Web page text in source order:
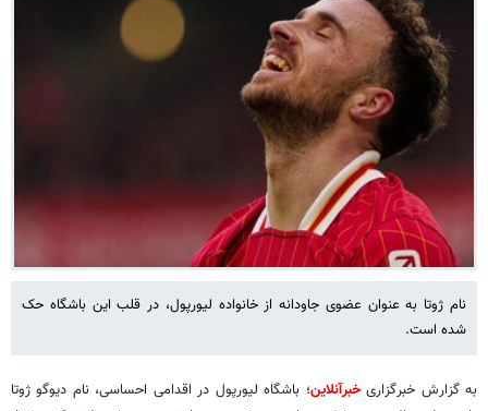
نام ژوتا به‌ عنوان عضوی جاودانه از خانواده لیورپول، در قلب این باشگاه حک
شده است.
به گزارش خبرگزاریخبرآنلاین؛ باشگاه لیورپول در اقدامی احساسی، نام دیوگو ژوتا